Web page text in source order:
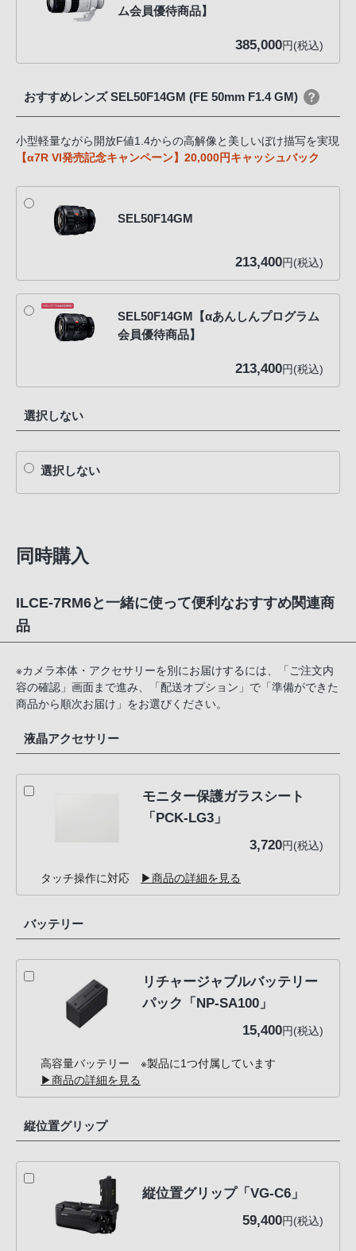
ム会員優待商品】
385,000円(税込)
おすすめレンズ SEL50F14GM (FE 50mm F1.4 GM)
小型軽量ながら開放F値1.4からの高解像と美しいぼけ描写を実現
【α7R VI発売記念キャンペーン】20,000円キャッシュバック
SEL50F14GM
213,400円(税込)
SEL50F14GM【αあんしんプログラム
会員優待商品】
213,400円(税込)
選択しない
選択しない
同時購入
ILCE-7RM6と一緒に使って便利なおすすめ関連商
品
※カメラ本体・アクセサリーを別にお届けするには、「ご注文内
容の確認」画面まで進み、「配送オプション」で「準備ができた
商品から順次お届け」をお選びください。
液晶アクセサリー
モニター保護ガラスシート
「PCK-LG3」
3,720円(税込)
タッチ操作に対応 ▶商品の詳細を見る
バッテリー
リチャージャブルバッテリー
パック「NP-SA100」
15,400円(税込)
高容量バッテリー ※製品に1つ付属しています
▶商品の詳細を見る
縦位置グリップ
縦位置グリップ「VG-C6」
59,400円(税込)